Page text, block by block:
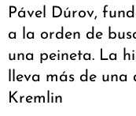
Pável Dúrov,
a la orden de
una peineta. La
lleva más de
Kremlin